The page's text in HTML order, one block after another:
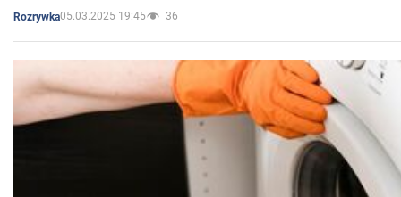
Rozrywka05.03.2025 19:45 36